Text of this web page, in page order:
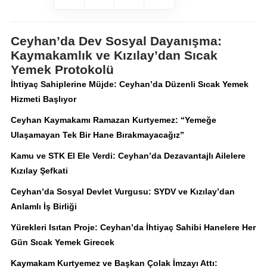
Ceyhan’da Dev Sosyal Dayanışma:
Kaymakamlık ve Kızılay’dan Sıcak
Yemek Protokolü
İhtiyaç Sahiplerine Müjde: Ceyhan’da Düzenli Sıcak Yemek
Hizmeti Başlıyor
Ceyhan Kaymakamı Ramazan Kurtyemez: “Yemeğe
Ulaşamayan Tek Bir Hane Bırakmayacağız”
Kamu ve STK El Ele Verdi: Ceyhan’da Dezavantajlı Ailelere
Kızılay Şefkati
Ceyhan’da Sosyal Devlet Vurgusu: SYDV ve Kızılay’dan
Anlamlı İş Birliği
Yürekleri Isıtan Proje: Ceyhan’da İhtiyaç Sahibi Hanelere Her
Gün Sıcak Yemek Girecek
Kaymakam Kurtyemez ve Başkan Çolak İmzayı Attı: